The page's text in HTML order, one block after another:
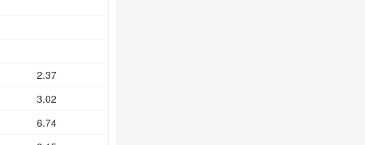
2.37
3.02
6.74